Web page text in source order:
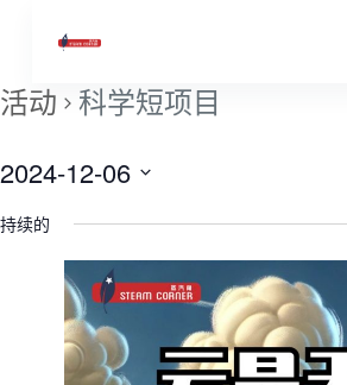
内
容
活动 科学短项目
2024-12-06
择
持续的